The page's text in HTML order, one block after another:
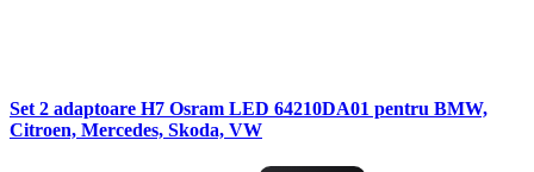
Set 2 adaptoare H7 Osram LED 64210DA01 pentru BMW,
Citroen, Mercedes, Skoda, VW